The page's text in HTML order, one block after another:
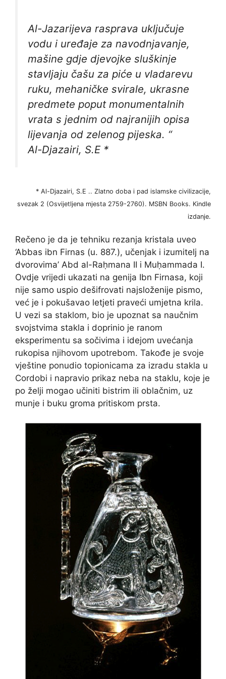
Al-Jazarijeva rasprava uključuje
vodu i uređaje za navodnjavanje,
mašine gdje djevojke sluškinje
stavljaju čašu za piće u vladarevu
ruku, mehaničke svirale, ukrasne
predmete poput monumentalnih
vrata s jednim od najranijih opisa
lijevanja od zelenog pijeska. “
Al-Djazairi, S.E *
* Al-Djazairi, S.E .. Zlatno doba i pad islamske civilizacije,
svezak 2 (Osvijetljena mjesta 2759-2760). MSBN Books. Kindle
izdanje.
Rečeno je da je tehniku rezanja kristala uveo
‘Abbas ibn Firnas (u. 887.), učenjak i izumitelj na
dvorovima’ Abd al-Raḥmana II i Muḥammada I.
Ovdje vrijedi ukazati na genija Ibn Firnasa, koji
nije samo uspio dešifrovati najsloženije pismo,
već je i pokušavao letjeti praveći umjetna krila.
U vezi sa staklom, bio je upoznat sa naučnim
svojstvima stakla i doprinio je ranom
eksperimentu sa sočivima i idejom uvećanja
rukopisa njihovom upotrebom. Takođe je svoje
vještine ponudio topionicama za izradu stakla u
Cordobi i napravio prikaz neba na staklu, koje je
po želji mogao učiniti bistrim ili oblačnim, uz
munje i buku groma pritiskom prsta.